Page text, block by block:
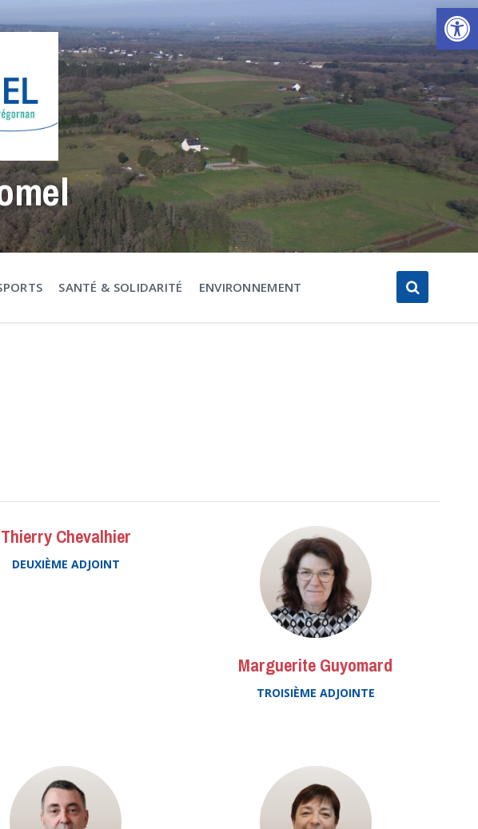
Ouvrir la barre d’outils
SANTÉ & SOLIDARITÉ ENVIRONNEMENT
Thierry Chevalhier
DEUXIÈME ADJOINT
Marguerite Guyomard
TROISIÈME ADJOINTE